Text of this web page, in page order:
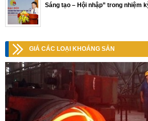
Sáng tạo – Hội nhập” trong nhiệm
GIÁ CÁC LOẠI KHOÁNG SẢN